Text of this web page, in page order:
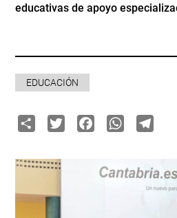
educativas de apoyo
EDUCACIÓN
ShareTwitterFacebook